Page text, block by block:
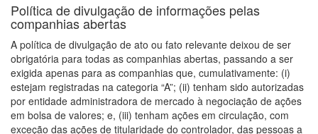
Política de divulgação de informações pelas
companhias abertas
A política de divulgação de ato ou fato relevante deixou de ser
obrigatória para todas as companhias abertas, passando a ser
exigida apenas para as companhias que, cumulativamente: (i)
estejam registradas na categoria “A”; (ii) tenham sido autorizadas
por entidade administradora de mercado à negociação de ações
em bolsa de valores; e, (iii) tenham ações em circulação, com
exceção das ações de titularidade do controlador, das pessoas a